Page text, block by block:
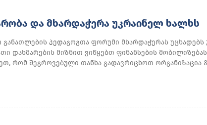
ᲓᲐ ᲛᲮᲐᲠᲓᲐᲭᲔᲠᲐ ᲣᲙᲠᲐᲘᲜᲔᲚ ᲮᲐᲚᲮᲡ
განათლების პედაგოგთა ფორუმი მხარდაჭერას უცხადებს
დახმარების მიზნით ვიწყებთ ფინანსების
რომ შეგროვებული თანხა გადავრიცხოთ ორგანიზაცია